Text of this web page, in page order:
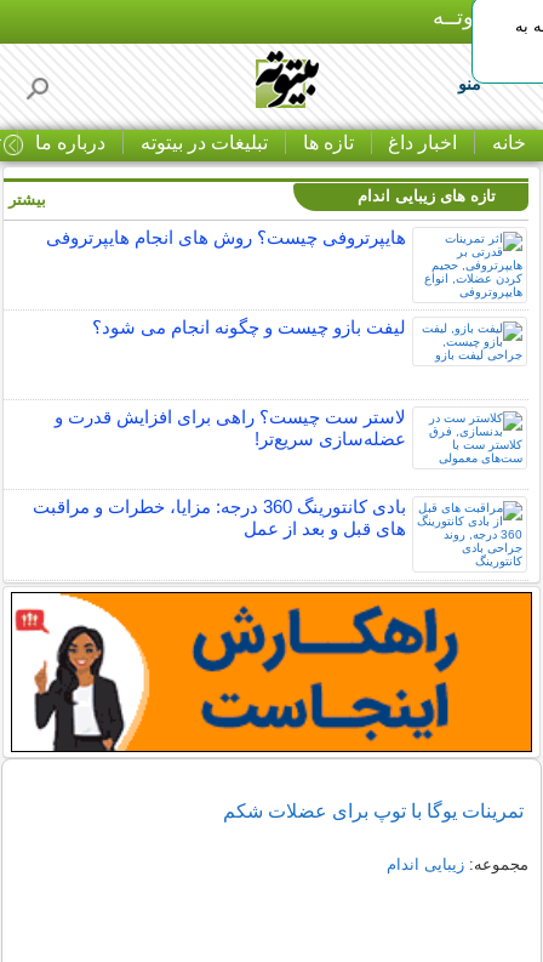
بـیتوتــه
منو
خانه اخبار داغ تازه ها تبلیغات در بیتوته درباره ما
به
تازه های زیبایی اندام
هایپرتروفی چیست؟ روش های انجام هایپرتروفی
لیفت بازو چیست و چگونه انجام می شود؟
لاستر ست چیست؟ راهی برای افزایش قدرت و
عضله‌سازی سریع‌تر!
بادی کانتورینگ 360 درجه: مزایا، خطرات و مراقبت
های قبل و بعد از عمل
بیشتر
تمرینات یوگا با توپ برای عضلات شکم
مجموعه:زیبایی اندام